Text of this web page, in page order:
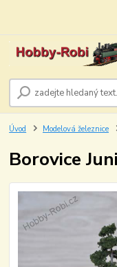
Úvod Modelová železnice
Borovice